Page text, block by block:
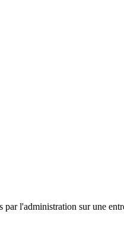
l'administration sur une